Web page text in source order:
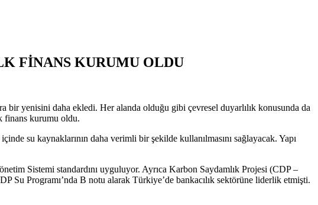
FİNANS KURUMU OLDU
bir yenisini daha ekledi. Her alanda olduğu gibi çevresel duyarlılık konusunda da
finans kurumu oldu.
su kaynaklarının daha verimli bir şekilde kullanılmasını sağlayacak. Yapı
Sistemi standardını uyguluyor. Ayrıca Karbon Saydamlık Projesi (CDP –
Su Programı’nda B notu alarak Türkiye’de bankacılık sektörüne liderlik etmişti.